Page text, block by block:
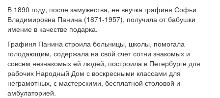
В 1890 году, после замужества, ее внучка графиня Софьи
Владимировна Панина (1871-1957), получила от бабушки
имение в качестве подарка.
Графиня Панина строила больницы, школы, помогала
голодающим, содержала на свой счет сотни знакомых и
совсем незнакомых ей людей, построила в Петербурге для
рабочих Народный Дом с воскресными классами для
неграмотных, с мастерскими, бесплатной столовой и
амбулаторией.